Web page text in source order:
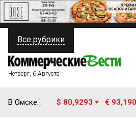
ПОЛИТИКА
ФИНАНСЫ
Все рубрики
Четверг, 6 Августа
В Омске: $ 80,9293 €